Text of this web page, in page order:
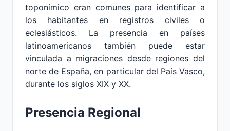
toponímico eran comunes para identificar a
los habitantes en registros civiles o
eclesiásticos. La presencia en países
latinoamericanos también puede estar
vinculada a migraciones desde regiones del
norte de España, en particular del País Vasco,
durante los siglos XIX y XX.
Presencia Regional